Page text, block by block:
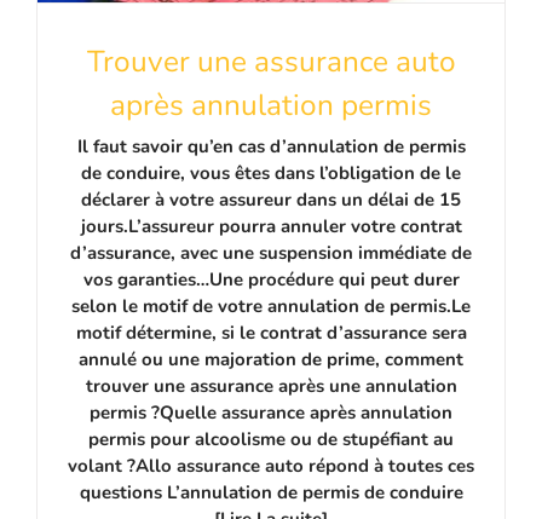
Trouver une assurance auto
après annulation permis
Il faut savoir qu’en cas d’annulation de permis
de conduire, vous êtes dans l’obligation de le
déclarer à votre assureur dans un délai de 15
jours.L’assureur pourra annuler votre contrat
d’assurance, avec une suspension immédiate de
vos garanties…Une procédure qui peut durer
selon le motif de votre annulation de permis.Le
motif détermine, si le contrat d’assurance sera
annulé ou une majoration de prime, comment
trouver une assurance après une annulation
permis ?Quelle assurance après annulation
permis pour alcoolisme ou de stupéfiant au
volant ?Allo assurance auto répond à toutes ces
questions L’annulation de permis de conduire